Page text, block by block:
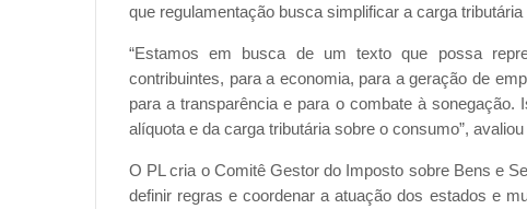
que regulamentação busca simplificar a carga tributária
“Estamos em busca de um texto que possa
contribuintes, para a economia, para a geração de
para a transparência e para o combate à
alíquota e da carga tributária sobre o consumo”,
O PL cria o Comitê Gestor do Imposto sobre Bens e
definir regras e coordenar a atuação dos estados e